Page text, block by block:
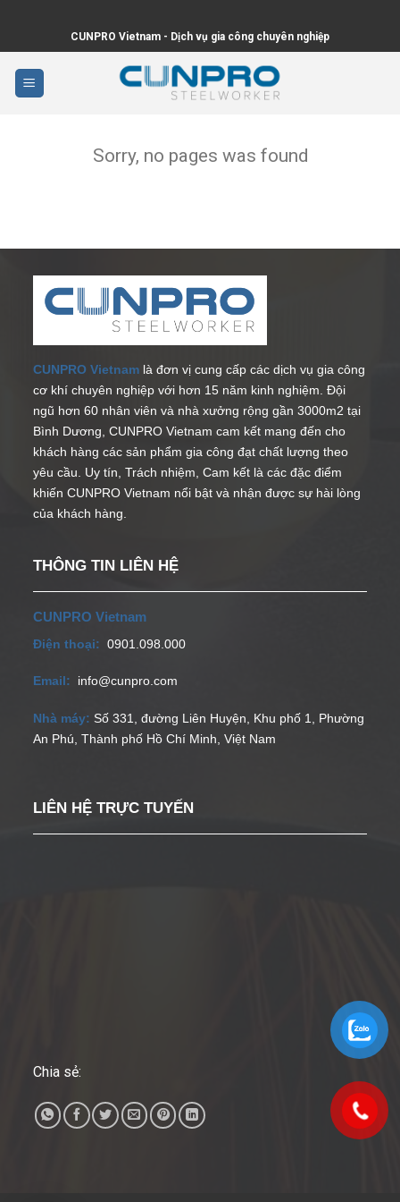
content
CUNPRO Vietnam - Dịch vụ gia công chuyên nghiệp
Sorry, no pages was found
CUNPRO Vietnam là đơn vị cung cấp các dịch vụ gia công
cơ khí chuyên nghiệp với hơn 15 năm kinh nghiệm. Đội
ngũ hơn 60 nhân viên và nhà xưởng rộng gần 3000m2 tại
Bình Dương, CUNPRO Vietnam cam kết mang đến cho
khách hàng các sản phẩm gia công đạt chất lượng theo
yêu cầu. Uy tín, Trách nhiệm, Cam kết là các đặc điểm
khiến CUNPRO Vietnam nổi bật và nhận được sự hài lòng
của khách hàng.
THÔNG TIN LIÊN HỆ
CUNPRO Vietnam
Điện thoại: 0901.098.000
Email: info@cunpro.com
Nhà máy: Số 331, đường Liên Huyện, Khu phố 1, Phường
An Phú, Thành phố Hồ Chí Minh, Việt Nam
LIÊN HỆ TRỰC TUYẾN
Chia sẻ: